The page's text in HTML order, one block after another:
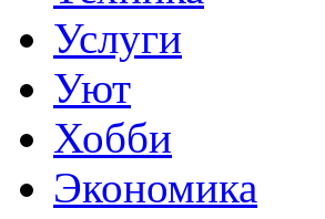
Услуги
Уют
Хобби
Экономика